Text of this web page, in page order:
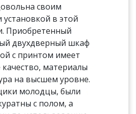
своим
установкой в этой
Приобретенный
двухдверный шкаф
с принтом имеет
материалы
на высшем уровне.
молодцы, были
с полом, а